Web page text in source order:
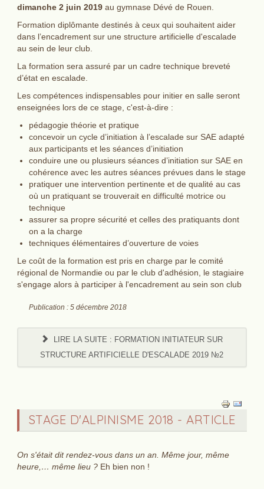
dimanche 2 juin 2019au gymnase Dévé de Rouen.
Formation diplômante destinés à ceux qui souhaitent aider
dans l’encadrement sur une structure artificielle d'escalade
au sein de leur club.
La formation sera assuré par un cadre technique breveté
d’état en escalade.
Les compétences indispensables pour initier en salle seront
enseignées lors de ce stage, c'est-à-dire :
pédagogie théorie et pratique
concevoir un cycle d’initiation à l’escalade sur SAE adapté
aux participants et les séances d’initiation
conduire une ou plusieurs séances d’initiation sur SAE en
cohérence avec les autres séances prévues dans le stage
pratiquer une intervention pertinente et de qualité au cas
où un pratiquant se trouverait en difficulté motrice ou
technique
assurer sa propre sécurité et celles des pratiquants dont
on a la charge
techniques élémentaires d’ouverture de voies
Le coût de la formation est pris en charge par le comité
régional de Normandie ou par le club d'adhésion, le stagiaire
s'engage alors à participer à l'encadrement au sein son club
Publication : 5 décembre 2018
LIRE LA SUITE : FORMATION INITIATEUR SUR
STRUCTURE ARTIFICIELLE D'ESCALADE 2019 №2
STAGE D'ALPINISME 2018 - ARTICLE
On s'était dit rendez-vous dans un an. Même jour, même
heure,… même lieu ? Eh bien non !